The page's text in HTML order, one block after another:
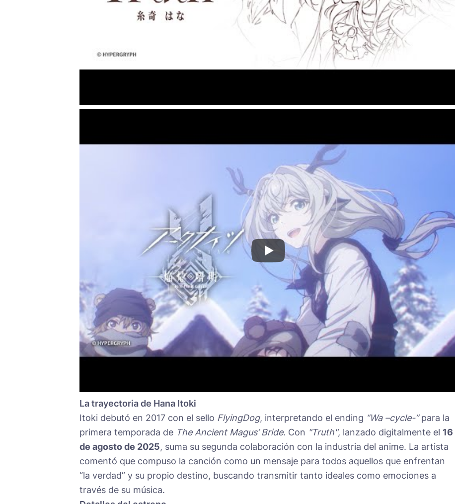
La trayectoria de Hana Itoki
Itoki debutó en 2017 con el sello FlyingDog, interpretando el ending “Wa –cycle-”para la
primera temporada de The Ancient Magus’ Bride. Con "Truth", lanzado digitalmente el 16
de agosto de 2025, suma su segunda colaboración con la industria del anime. La artista
comentó que compuso la canción como un mensaje para todos aquellos que enfrentan
“la verdad” y su propio destino, buscando transmitir tanto ideales como emociones a
través de su música.